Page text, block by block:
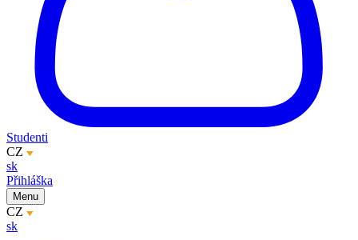
Studenti
CZ
sk
Přihláška
Menu
CZ
sk